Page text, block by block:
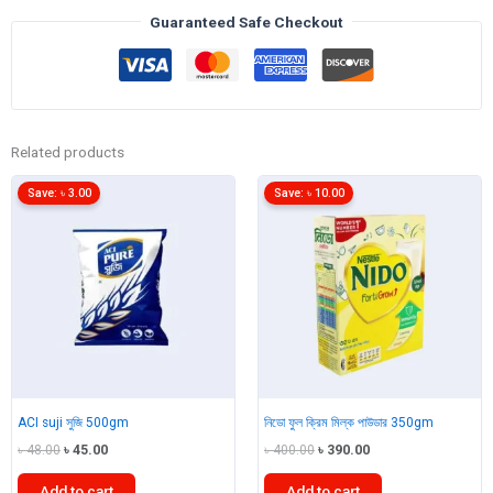
Guaranteed Safe Checkout
Related products
ACI suji সুজি 500gm
৳48.00 Original
was:
৳ 45.00Current
is:
Save: ৳ 3.00
নিডো ফুল ক্রিম মিল্ক পাউডার 350gm
৳400.00 Original
was:
৳ 390.00Current
Save: ৳ 10.00